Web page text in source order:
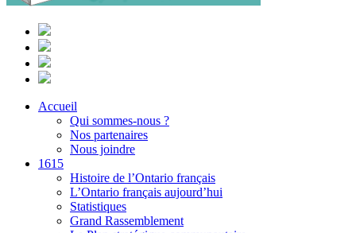
Accueil
Qui sommes-nous ?
Nos partenaires
Nous joindre
1615
Histoire de l’Ontario français
L’Ontario français aujourd’hui
Statistiques
Grand Rassemblement